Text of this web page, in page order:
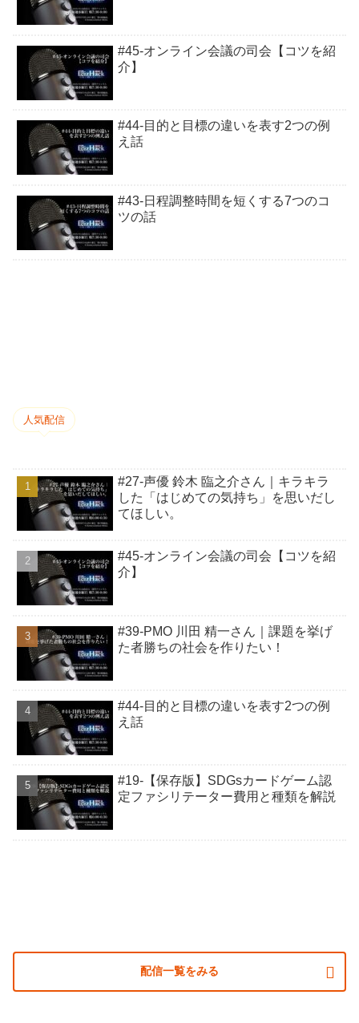
#45-オンライン会議の司会【コツを紹
介】
#44-目的と目標の違いを表す2つの例
え話
#43-日程調整時間を短くする7つのコ
ツの話
人気配信
#27-声優 鈴木 臨之介さん｜キラキラ
した「はじめての気持ち」を思いだし
てほしい。
#45-オンライン会議の司会【コツを紹
介】
#39-PMO 川田 精一さん｜課題を挙げ
た者勝ちの社会を作りたい！
#44-目的と目標の違いを表す2つの例
え話
#19-【保存版】SDGsカードゲーム認
定ファシリテーター費用と種類を解説
配信一覧をみる